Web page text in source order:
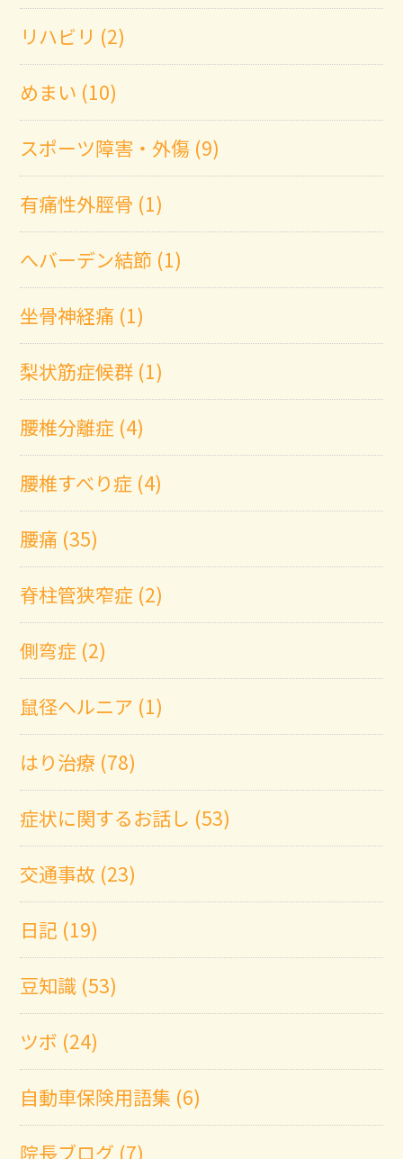
リハビリ (2)
めまい (10)
スポーツ障害・外傷 (9)
有痛性外脛骨 (1)
へバーデン結節 (1)
坐骨神経痛 (1)
梨状筋症候群 (1)
腰椎分離症 (4)
腰椎すべり症 (4)
腰痛 (35)
脊柱管狭窄症 (2)
側弯症 (2)
鼠径ヘルニア (1)
はり治療 (78)
症状に関するお話し (53)
交通事故 (23)
日記 (19)
豆知識 (53)
ツボ (24)
自動車保険用語集 (6)
院長ブログ (7)